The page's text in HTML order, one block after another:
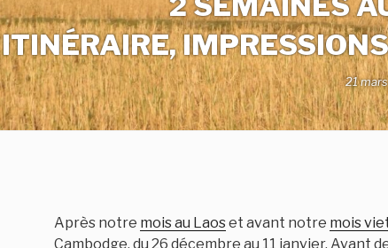
ITINÉRAIRE,
21
Après notre mois au Laoset avant notre mois
Cambodge, du 26 décembre au 11 janvier. Avant